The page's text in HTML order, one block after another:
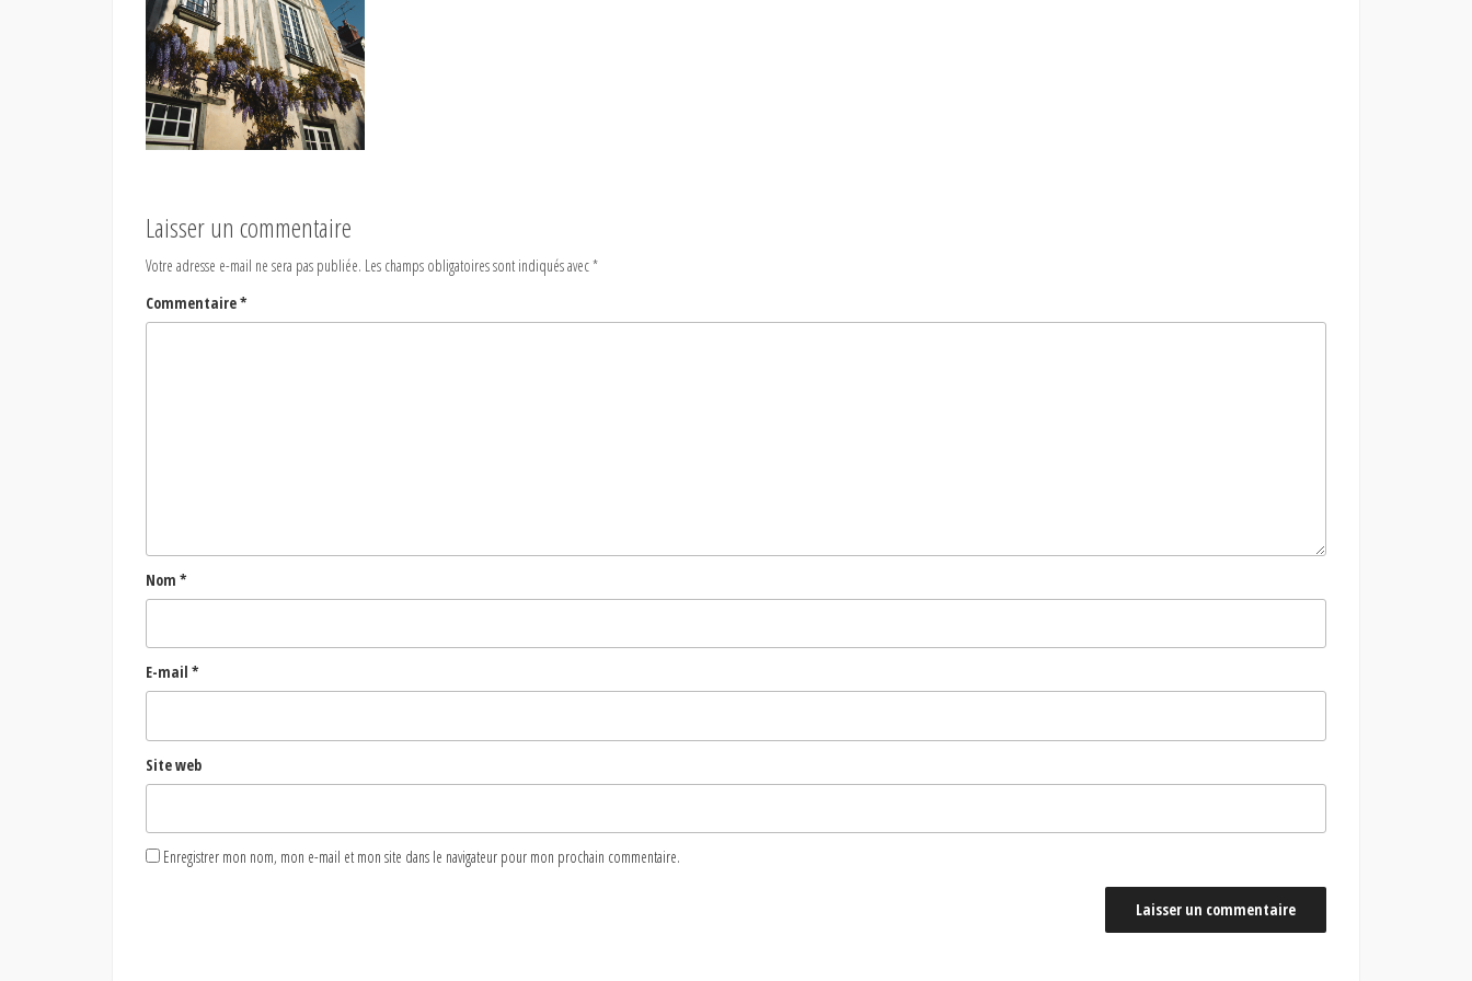
Laisser un commentaire
Votre adresse e-mail ne sera pas publiée. Les champs obligatoires sont indiqués avec*
Commentaire*
Nom *
E-mail *
Site web
Enregistrer mon nom, mon e-mail et mon site dans le navigateur pour mon prochain commentaire.